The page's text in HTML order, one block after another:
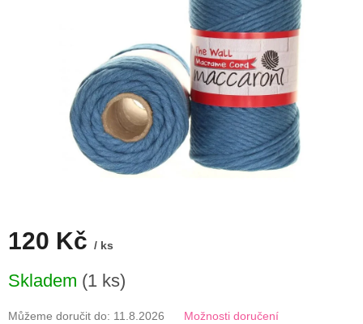
120 Kč / ks
cena:
Skladem (1 ks)
Můžeme doručit do: 11.8.2026 Možnosti doručení